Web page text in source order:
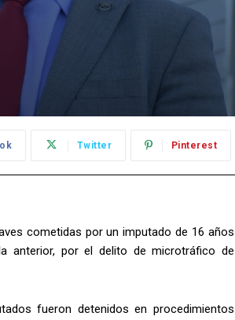
Twitter Pinterest
cometidas por un imputado de 16 años
anterior, por el delito de microtráfico de
fueron detenidos en procedimientos